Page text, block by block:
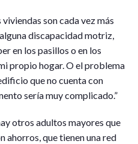
son cada vez más
discapacidad motriz,
en los pasillos o en los
propio hogar. O el problema
que no cuenta con
sería muy complicado.”
otros adultos mayores que
ahorros, que tienen una red